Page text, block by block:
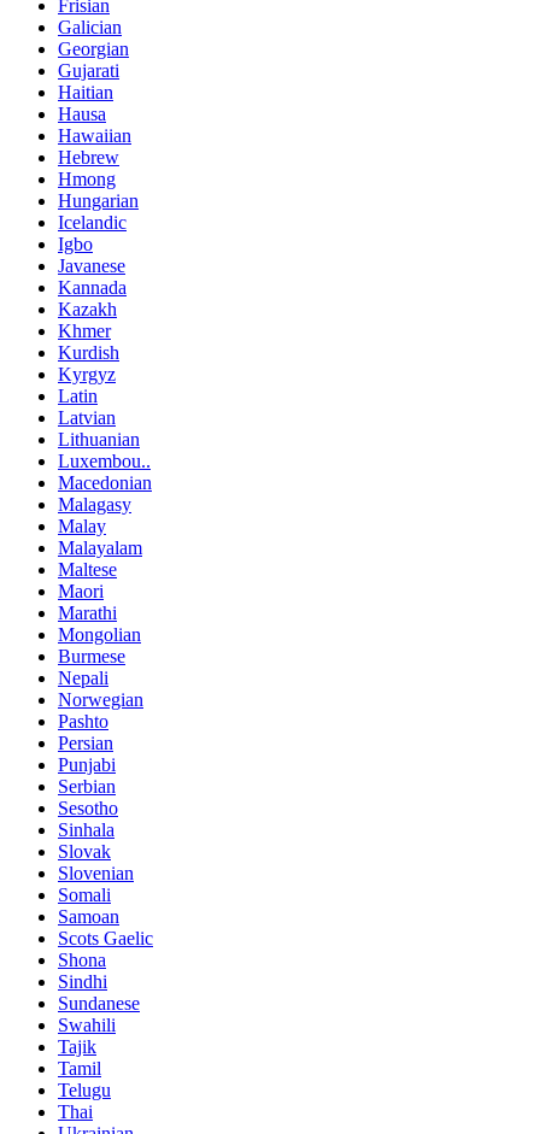
Frisian
Galician
Georgian
Gujarati
Haitian
Hausa
Hawaiian
Hebrew
Hmong
Hungarian
Icelandic
Igbo
Javanese
Kannada
Kazakh
Khmer
Kurdish
Kyrgyz
Latin
Latvian
Lithuanian
Luxembou..
Macedonian
Malagasy
Malay
Malayalam
Maltese
Maori
Marathi
Mongolian
Burmese
Nepali
Norwegian
Pashto
Persian
Punjabi
Serbian
Sesotho
Sinhala
Slovak
Slovenian
Somali
Samoan
Scots Gaelic
Shona
Sindhi
Sundanese
Swahili
Tajik
Tamil
Telugu
Thai